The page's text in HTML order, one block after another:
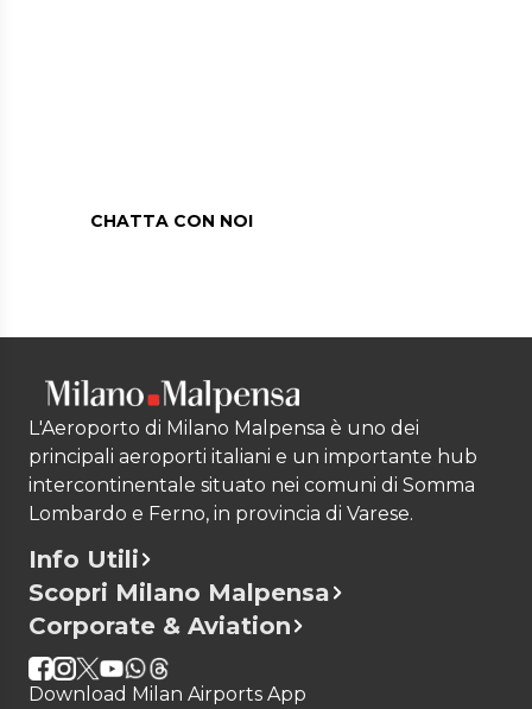
CHATTA CON NOI
L'Aeroporto di Milano Malpensa è uno dei
principali aeroporti italiani e un importante hub
intercontinentale situato nei comuni di Somma
Lombardo e Ferno, in provincia di Varese.
Info Utili
Scopri Milano Malpensa
Corporate & Aviation
Download Milan Airports App